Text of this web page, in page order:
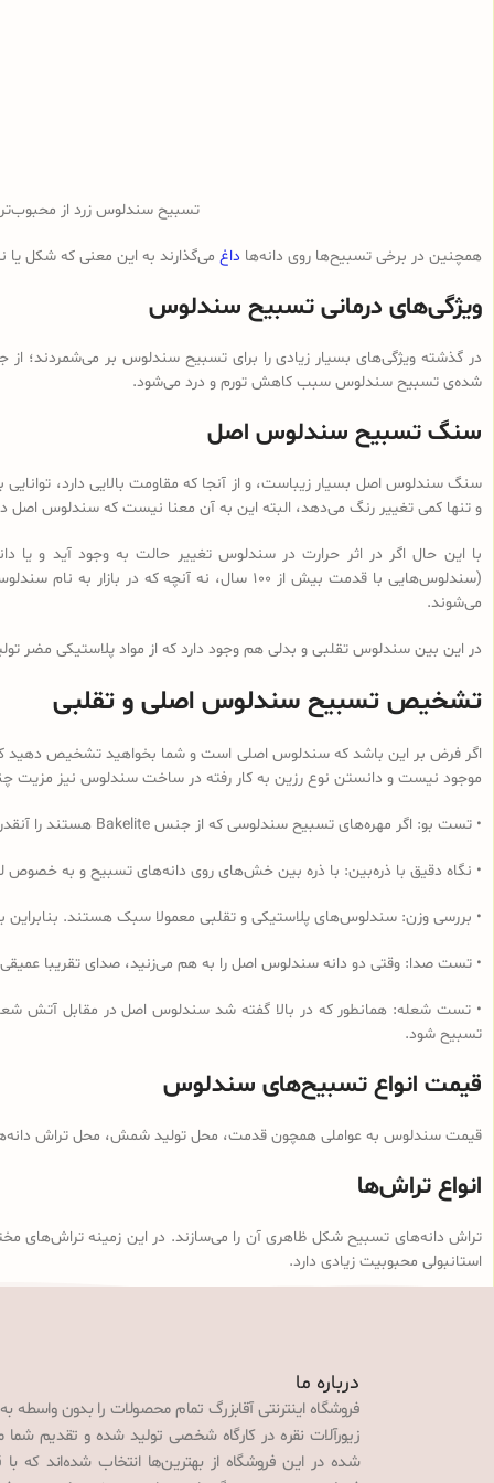
تسبیح سندلوس زرد از
همچنین در برخی تسبیح‌ها روی دانه‌ها داغ می‌گذارند به این معنی که شکل
ویژگی‌های درمانی تسبیح سندلوس
در گذشته ویژگی‌های بسیار زیادی را برای تسبیح سندلوس بر می‌شمردند؛
شده‌ی تسبیح سندلوس سبب کاهش تورم و درد می‌شود.
سنگ تسبیح سندلوس اصل
سنگ سندلوس اصل بسیار زیباست، و از آنجا که مقاومت بالایی دارد،
و تنها کمی تغییر رنگ می‌دهد، البته این به آن معنا نیست که سندلوس اصل
با این حال اگر در اثر حرارت در سندلوس تغییر حالت به وجود آید
می‌شوند.
در این بین سندلوس تقلبی و بدلی هم وجود دارد که از مواد پلاستیکی مضر
تشخیص تسبیح سندلوس اصلی و تقلبی
اگر فرض بر این باشد که سندلوس اصلی است و شما بخواهید تشخیص دهید که
موجود نیست و دانستن نوع رزین به کار رفته در ساخت سندلوس نیز مزیت
• تست بو: اگر مهره‌های تسبیح‌ سندلوسی که از جنس Bakelite هستند را آنقدر مالش دهید که داغ شود و یا در آب داغ قرار دهید به دلیل وجود فرمالدئید در این نوع رزین، بوی فرمالدئید به مشام می‌رسد.
• نگاه دقیق با ذره‌بین: با ذره بین خش‌های روی دانه‌های تسبیح و به خصوص
• بررسی وزن: سندلوس‌های پلاستیکی و تقلبی معمولا سبک هستند.
• تست صدا: وقتی دو دانه سندلوس اصل را به هم می‌زنید، صدای تقریبا
• تست شعله: همانطور که در بالا گفته شد سندلوس اصل در مقابل آتش
تسبیح شود.
قیمت انواع تسبیح‌های سندلوس
قیمت سندلوس به عواملی همچون قدمت، محل تولید شمش، محل تراش
انواع تراش‌ها
تراش دانه‌های تسبیح شکل ظاهری آن را می‌سازند. در این زمینه تراش‌های
استانبولی محبوبیت زیادی دارد.
درباره ما
فروشگاه اینترنتی آقابزرگ تمام محصولات را بدون
زیورآلات نقره در کارگاه شخصی تولید شده و تقدیم شما
شده در این فروشگاه از بهترین‌ها انتخاب شده‌اند که با